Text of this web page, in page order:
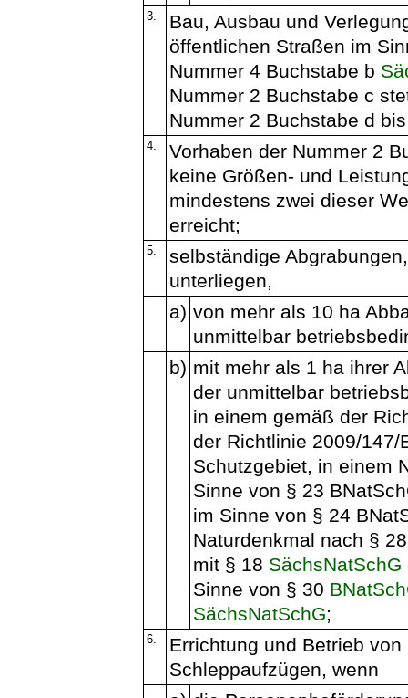
3.
Bau, Ausbau und
öffentlichen Straßen im
Nummer 4 Buchstabe b
Nummer 2 Buchstabe c
Nummer 2 Buchstabe d
4.
Vorhaben der Nummer 2
keine Größen- und
mindestens zwei dieser
erreicht;
5.
selbständige
unterliegen,
a) von mehr als 10 ha
unmittelbar
b) mit mehr als 1 ha ihrer
der unmittelbar
in einem gemäß der
der Richtlinie 2009/147/
Schutzgebiet, in einem
Sinne von § 23
im Sinne von § 24
Naturdenkmal nach §
mit § 18 SächsNatSchG
Sinne von § 30
SächsNatSchG;
6.
Errichtung und Betrieb
Schleppaufzügen, wenn